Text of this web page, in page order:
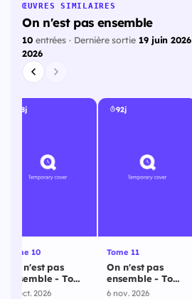
ŒUVRES SIMILAIRES
On n'est pas ensemble
10entrées · Dernière sortie 19 juin 2026
2026
78j
Tome 10
On n'est pas
ensemble - Tome
23 oct. 2026
92j
Tome 11
On n'est pas
ensemble - Tome
11
6 nov. 2026